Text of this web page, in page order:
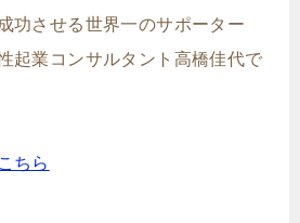
功させる世界一のサポーター
起業コンサルタント高橋佳代で
ちら